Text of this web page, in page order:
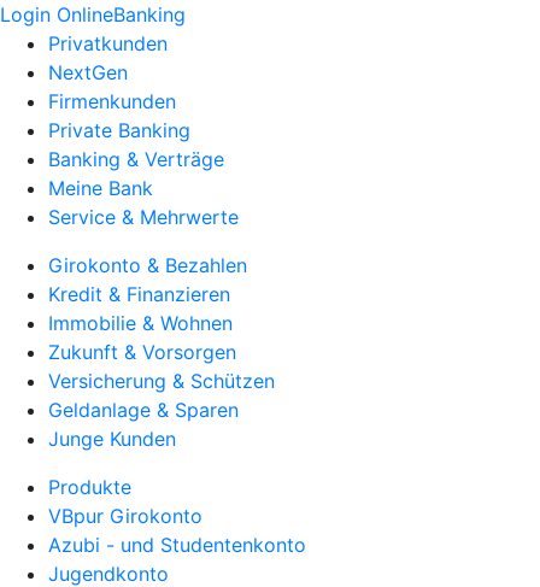
Login OnlineBanking
Privatkunden
NextGen
Firmenkunden
Private Banking
Banking & Verträge
Meine Bank
Service & Mehrwerte
Girokonto & Bezahlen
Kredit & Finanzieren
Immobilie & Wohnen
Zukunft & Vorsorgen
Versicherung & Schützen
Geldanlage & Sparen
Junge Kunden
Produkte
VBpur Girokonto
Azubi - und Studentenkonto
Jugendkonto